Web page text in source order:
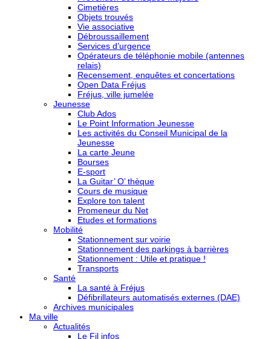
Cimetières
Objets trouvés
Vie associative
Débroussaillement
Services d’urgence
Opérateurs de téléphonie mobile (antennes
relais)
Recensement, enquêtes et concertations
Open Data Fréjus
Fréjus, ville jumelée
Jeunesse
Club Ados
Le Point Information Jeunesse
Les activités du Conseil Municipal de la
Jeunesse
La carte Jeune
Bourses
E-sport
La Guitar’ O’ thèque
Cours de musique
Explore ton talent
Promeneur du Net
Etudes et formations
Mobilité
Stationnement sur voirie
Stationnement des parkings à barrières
Stationnement : Utile et pratique !
Transports
Santé
La santé à Fréjus
Défibrillateurs automatisés externes (DAE)
Archives municipales
Ma ville
Actualités
Le Fil infos